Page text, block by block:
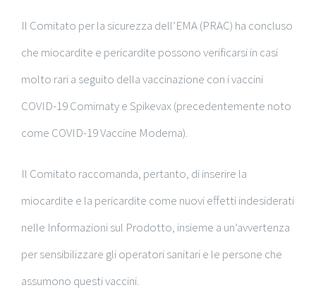
Il Comitato per la sicurezza dell’EMA (PRAC) ha concluso
che miocardite e pericardite possono verificarsi in casi
molto rari a seguito della vaccinazione con i vaccini
COVID-19 Comirnaty e Spikevax (precedentemente noto
come COVID-19 Vaccine Moderna).
Il Comitato raccomanda, pertanto, di inserire la
miocardite e la pericardite come nuovi effetti indesiderati
nelle Informazioni sul Prodotto, insieme a un’avvertenza
per sensibilizzare gli operatori sanitari e le persone che
assumono questi vaccini.